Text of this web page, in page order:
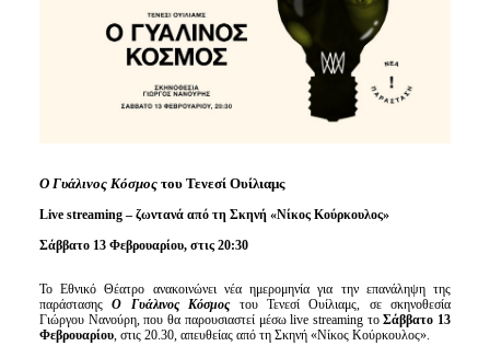
Information
O Γυάλινος Κόσμοςτου Τενεσί Ουίλιαμς
Live streaming – ζωντανά από τη Σκηνή «Νίκος Κούρκουλος»
Σάββατο 13 Φεβρουαρίου, στις 20:30
Το Εθνικό Θέατρο ανακοινώνει νέα ημερομηνία για την επανάληψη της
παράστασηςΟ Γυάλινος Kόσμοςτου Τενεσί Ουίλιαμς, σε σκηνοθεσία
Γιώργου Νανούρη, που θα παρουσιαστεί μέσω live streaming τοΣάββατο 13
Φεβρουαρίου, στις 20.30, απευθείας από τη Σκηνή «Νίκος Κούρκουλος».